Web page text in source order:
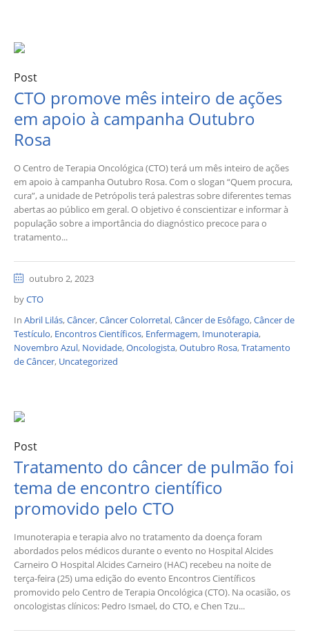
Post
CTO promove mês inteiro de ações
em apoio à campanha Outubro
Rosa
O Centro de Terapia Oncológica (CTO) terá um mês inteiro de ações
em apoio à campanha Outubro Rosa. Com o slogan “Quem procura,
cura”, a unidade de Petrópolis terá palestras sobre diferentes temas
abertas ao público em geral. O objetivo é conscientizar e informar à
população sobre a importância do diagnóstico precoce para o
tratamento...
outubro 2, 2023
byCTO
In Abril Lilás,Câncer,Câncer Colorretal,Câncer de Esôfago,Câncer de
Testículo, Encontros Científicos, Enfermagem, Imunoterapia,
Novembro Azul, Novidade,Oncologista,Outubro Rosa,Tratamento
de Câncer, Uncategorized
Post
Tratamento do câncer de pulmão foi
tema de encontro científico
promovido pelo CTO
Imunoterapia e terapia alvo no tratamento da doença foram
abordados pelos médicos durante o evento no Hospital Alcides
Carneiro O Hospital Alcides Carneiro (HAC) recebeu na noite de
terça-feira (25) uma edição do evento Encontros Científicos
promovido pelo Centro de Terapia Oncológica (CTO). Na ocasião, os
oncologistas clínicos: Pedro Ismael, do CTO, e Chen Tzu...